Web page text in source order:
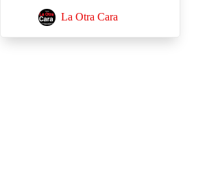
La Otra Cara